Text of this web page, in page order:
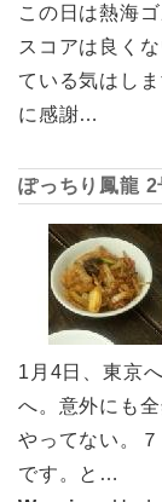
この日は熱海
スコアは良く
ている気はし
に感謝…
ぽっちり鳳龍
1月4日、東京
へ。意外にも
やってない。
です。と…